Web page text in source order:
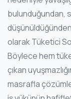
bulunduğundan,
olarak Tüketici
Böylece hem
çıkan
masrafla